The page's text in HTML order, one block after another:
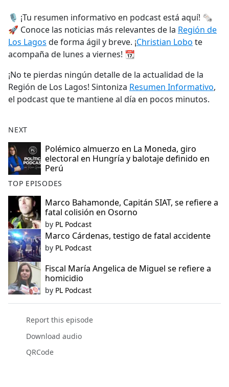
b
o
o
k
🎙️ ¡Tu resumen informativo en podcast está aquí! 🗞️
🚀 Conoce las noticias más relevantes de la Región de
Los Lagos de forma ágil y breve. ¡Christian Lobo te
acompaña de lunes a viernes! 📆
¡No te pierdas ningún detalle de la actualidad de la
Región de Los Lagos! Sintoniza Resumen Informativo,
el podcast que te mantiene al día en pocos minutos.
NEXT
Polémico almuerzo en La Moneda, giro
electoral en Hungría y balotaje definido en
Perú
TOP EPISODES
Marco Bahamonde, Capitán SIAT, se refiere a
fatal colisión en Osorno
by PL Podcast
Marco Cárdenas, testigo de fatal accidente
by PL Podcast
Fiscal María Angelica de Miguel se refiere a
homicidio
by PL Podcast
Report this episode
Download audio
QRCode